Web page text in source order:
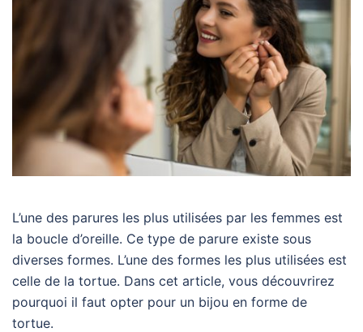
L’une des parures les plus utilisées par les femmes est
la boucle d’oreille. Ce type de parure existe sous
diverses formes. L’une des formes les plus utilisées est
celle de la tortue. Dans cet article, vous découvrirez
pourquoi il faut opter pour un bijou en forme de
tortue.